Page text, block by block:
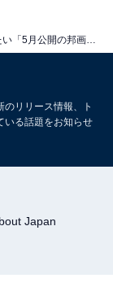
劇場に見に行きたい「5月公開の邦画」ランキング！ 2位「ラプソディ・ラプソディ」を抑えた1位は？【2026年調査】
リリース情報、ト
いる話題をお知らせ
Japan